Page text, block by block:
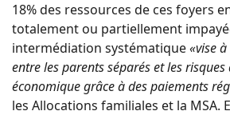
18% des ressources de ces foyers
totalement ou partiellement
intermédiation systématique«vise
entre les parents séparés et les
économique grâce à des paiements
les Allocations familiales et la MSA.